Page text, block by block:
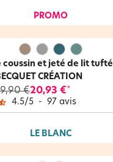
PROMO
coussin et jeté de lit tufté
CRÉATION
€20,93 €*
4.5/5 - 97 avis
LE BLANC